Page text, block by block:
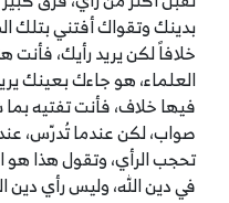
بدينك وتقواك أفتني بتلك
خلافاً لكن يريد رأيك، فأنت
العلماء، هو جاءك بعينك
فيها خلاف، فأنت تفتيه
صواب، لكن عندما تُدرّس،
تحجب الرأي، وتقول هذا هو
في دين الله، وليس رأي دين